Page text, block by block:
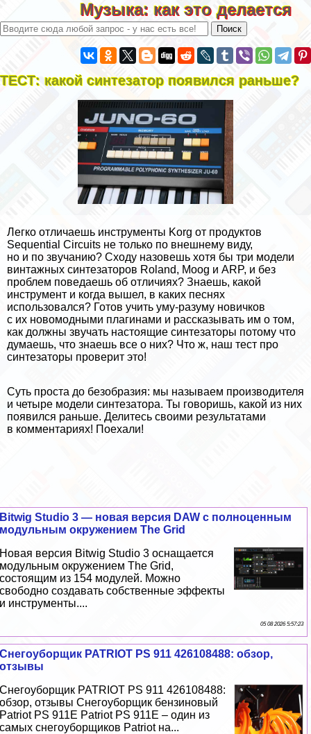
Музыка: как это делается
ТЕСТ: какой синтезатор появился раньше?
Легко отличаешь инструменты Korg от продуктов
Sequential Circuits не только по внешнему виду,
но и по звучанию? Сходу назовешь хотя бы три модели
винтажных синтезаторов Roland, Moog и ARP, и без
проблем поведаешь об отличиях? Знаешь, какой
инструмент и когда вышел, в каких песнях
использовался? Готов учить уму-разуму новичков
с их новомодными плагинами и рассказывать им о том,
как должны звучать настоящие синтезаторы потому что
думаешь, что знаешь все о них? Что ж, наш тест про
синтезаторы проверит это!
Суть проста до безобразия: мы называем производителя
и четыре модели синтезатора. Ты говоришь, какой из них
появился раньше. Делитесь своими результатами
в комментариях! Поехали!
Bitwig Studio 3 — новая версия DAW с полноценным
модульным окружением The Grid
Новая версия Bitwig Studio 3 оснащается
модульным окружением The Grid,
состоящим из 154 модулей. Можно
свободно создавать собственные эффекты
и инструменты....
05 08 2026 5:57:23
Снегоуборщик PATRIOT PS 911 426108488: обзор,
отзывы
Снегоуборщик PATRIOT PS 911 426108488:
обзор, отзывы Снегоуборщик бензиновый
Patriot PS 911E Patriot PS 911E – один из
самых снегоуборщиков Patriot на...